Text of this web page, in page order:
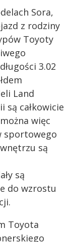
Sora,
z rodziny
Toyoty
3.02
Land
są całkowicie
więc
sportowego
są
są
do wzrostu
Toyota